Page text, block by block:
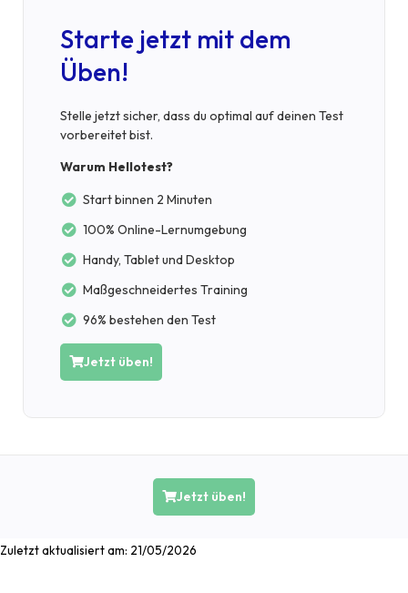
Starte jetzt mit dem
Üben!
Stelle jetzt sicher, dass du optimal auf deinen Test
vorbereitet bist.
Warum Hellotest?
Start binnen 2 Minuten
100% Online-Lernumgebung
Handy, Tablet und Desktop
Maßgeschneidertes Training
96% bestehen den Test
Jetzt üben!
Jetzt üben!
Zuletzt aktualisiert am: 21/05/2026